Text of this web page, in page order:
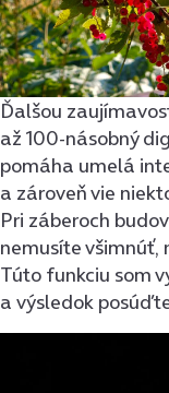
Ďalšou
až 100-násobný
pomáha umelá
a zároveň vie
Pri záberoch
nemusíte všimnúť,
Túto funkciu som
a výsledok